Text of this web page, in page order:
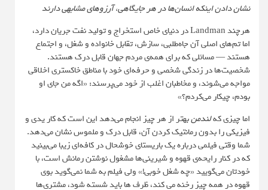
نشان دادن اینکه انسان‌ها در هر جایگاهی، آرزوهای مشابهی دارند
هرچند Landman در دنیای خاص استخراج و تولید نفت جریان دارد،
اما تم‌های اصلی آن جاه‌طلبی، سازش، تقابل خانواده و شغل، و اجتماع
هستند — مسائلی که برای همه‌ی مردم جهان قابل درک هستند.
شخصیت‌ها در زندگی شخصی و حرفه‌ای خود با مناطق خاکستری اخلاقی
مواجه می‌شوند، و مخاطبان اغلب از خود می‌پرسند: «اگه من جای او
بودم، چیکار می‌کردم؟»
اما چیزی کهلندمنبهتر از هر چیز انجام می‌دهد این است که کار یدی و
فیزیکی را بدون رمانتیک کردن آن، قابل درک و ملموس نشان می‌دهد.
شما وقتی فیلمی درباره یک باریستای خوشحال در کافه‌ای زیبا می‌بینید
که در کنار رایحه‌ی قهوه و شیرینی‌ها مشغول نوشتن رمانش است، با
خودتان می‌گویید «چه شغل خوبی!» ولی فیلم به شما نمی‌گوید بوی
قهوه در همه چیز رخنه می کند، ظرف ها باید شسته شود، مشتری‌ها